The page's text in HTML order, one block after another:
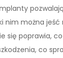
nim można
poprawia,
co